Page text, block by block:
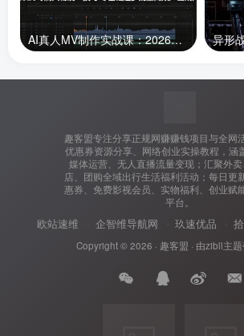
AI真人MV制作实战课：2026专属人物统一技巧，零基础起步批量高效产出成片
趣客盟专注分享正规网赚赚钱项目与全网
优惠券资源分享、网络创业实操教程，涵
媒体运营、无人直播流量变现；汇聚外
店、团购全域出行生活福利活动；每日更
惠券、免费影视会员、实物福利、创业赋
平台。
欧站速维 企智维导航网 玖速优品
Copyright © 2026 · 趣客盟 · 由zibll主题